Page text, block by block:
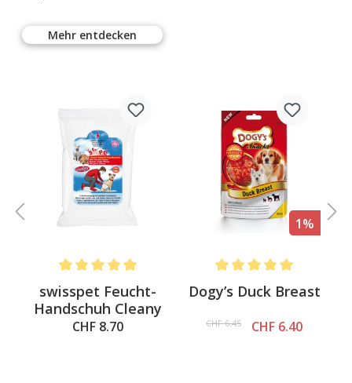
Mehr entdecken
out of 5 starsAverage rating of 5 out of 5 stars
swisspet Feucht-
Handschuh Cleany
CHF 8.70
1%
Average rating of 5 out of
Dogy’s Duck Breast
CHF 6.45 CHF 6.40